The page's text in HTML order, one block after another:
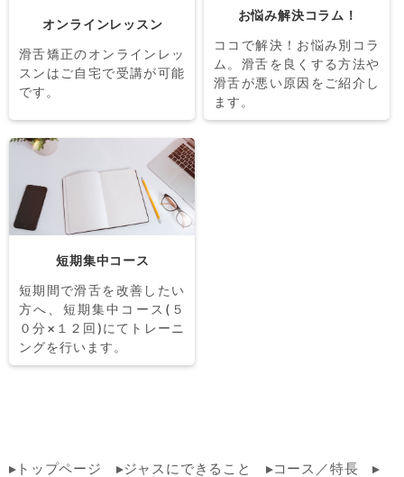
オンラインレッスン
滑舌矯正のオンラインレッ
スンはご自宅で受講が可能
です。
お悩み解決コラム！
ココで解決！お悩み別コラ
ム。滑舌を良くする方法や
滑舌が悪い原因をご紹介し
ます。
短期集中コース
短期間で滑舌を改善したい
方へ、短期集中コース(５
０分×１２回)にてトレーニ
ングを行います。
トップページ ジャスにできること コース／特長